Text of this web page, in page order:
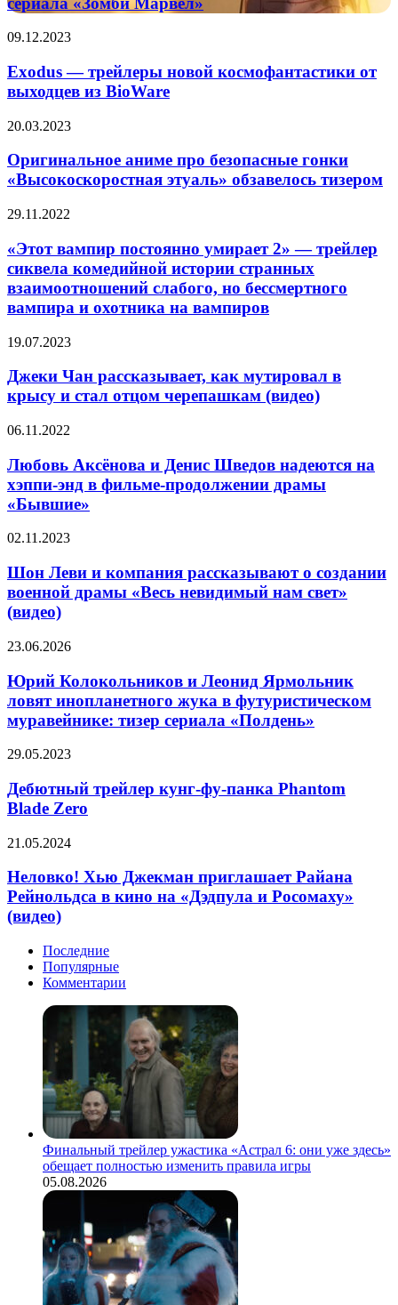
(видео)
в
сериала
Марвел»
Exodus
трейлеры
новой
космофантастики
выходцев
BioWare
09.12.2023
Exodus — трейлеры новой космофантастики от
выходцев из BioWare
Оригинальное
про
безопасные
гонки
этуаль»
тизером
20.03.2023
Оригинальное аниме про безопасные гонки
«Высокоскоростная этуаль» обзавелось тизером
«Этот
постоянно
умирает
2»
—
трейлер
комедийной
странных
взаимоотношений
слабого,
бессмертного
и
охотника
на
29.11.2022
«Этот вампир постоянно умирает 2» — трейлер
сиквела комедийной истории странных
взаимоотношений слабого, но бессмертного
вампира и охотника на вампиров
Джеки
рассказывает,
как
мутировал
крысу
стал
отцом
черепашкам
19.07.2023
Джеки Чан рассказывает, как мутировал в
крысу и стал отцом черепашкам (видео)
Любовь
и
Денис
Шведов
надеются
хэппи-
фильме-
продолжении
драмы
06.11.2022
Любовь Аксёнова и Денис Шведов надеются на
хэппи-энд в фильме-продолжении драмы
«Бывшие»
Шон
и
компания
рассказывают
о
военной
«Весь
невидимый
нам
свет»
(видео)
02.11.2023
Шон Леви и компания рассказывают о создании
военной драмы «Весь невидимый нам свет»
(видео)
Юрий
и
Леонид
Ярмольник
ловят
жука
футуристическом
муравейнике:
сериала
23.06.2026
Юрий Колокольников и Леонид Ярмольник
ловят инопланетного жука в футуристическом
муравейнике: тизер сериала «Полдень»
Дебютный
кунг-
фу-
панка
Blade
29.05.2023
Дебютный трейлер кунг-фу-панка Phantom
Blade Zero
Неловко!
Джекман
приглашает
Райана
Рейнольдса
кино
«Дэдпула
Росомаху»
21.05.2024
Неловко! Хью Джекман приглашает Райана
Рейнольдса в кино на «Дэдпула и Росомаху»
(видео)
Последние
Популярные
Комментарии
Финальный трейлер ужастика «Астрал 6: они уже здесь»
обещает полностью изменить правила игры
05.08.2026